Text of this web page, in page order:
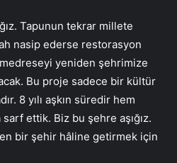
Tapunun tekrar millete
nasip ederse restorasyon
medreseyi yeniden şehrimize
Bu proje sadece bir kültür
8 yılı aşkın süredir hem
ettik. Biz bu şehre aşığız.
bir şehir hâline getirmek için